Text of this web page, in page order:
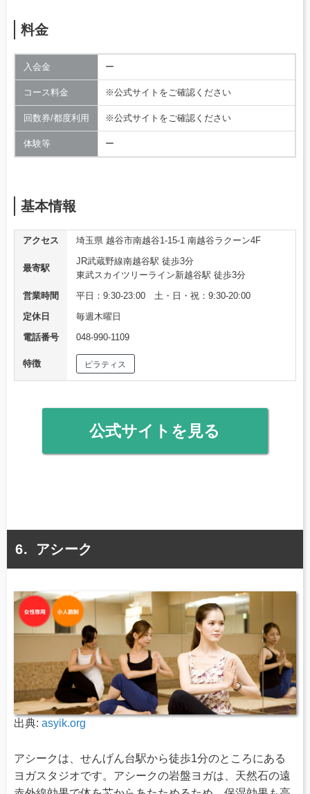
料金
入会金 ー
コース料金 ※公式サイトをご確認ください
回数券/都度利用 ※公式サイトをご確認ください
体験等 ー
基本情報
アクセス 埼玉県 越谷市南越谷1-15-1 南越谷ラクーン4F
最寄駅
JR武蔵野線南越谷駅 徒歩3分
東武スカイツリーライン新越谷駅 徒歩3分
営業時間
平日：9:30-23:00 土・日・祝：9:30-20:00
定休日
毎週木曜日
電話番号
048-990-1109
特徴 ピラティス
公式サイトを見る
アシーク
出典: asyik.org
アシークは、せんげん台駅から徒歩1分のところにある
ヨガスタジオです。アシークの岩盤ヨガは、天然石の遠